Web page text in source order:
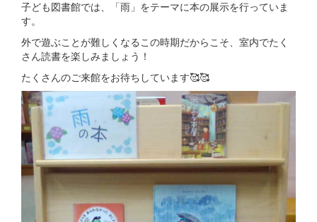
子ども図書館では、「雨」をテーマに本の展示を行っていま
す。
外で遊ぶことが難しくなるこの時期だからこそ、室内でたく
さん読書を楽しみましょう！
たくさんのご来館をお待ちしています🥰🥰